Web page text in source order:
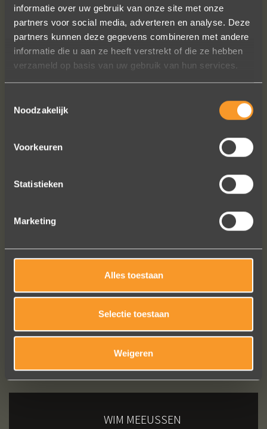
informatie over uw gebruik van onze site met onze
partners voor social media, adverteren en analyse. Deze
partners kunnen deze gegevens combineren met andere
informatie die u aan ze heeft verstrekt of die ze hebben
verzameld op basis van uw gebruik van hun services.
Noodzakelijk
Voorkeuren
Statistieken
Marketing
Alles toestaan
Selectie toestaan
Weigeren
Wat een prachtige sieraden! Na mn
trouwring heb ik nu aan mn andere
Bekijk al onze reviews
WIM MEEUSSEN